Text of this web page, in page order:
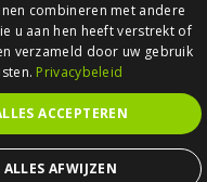
combineren met andere
u aan hen heeft verstrekt of
verzameld door uw gebruik
Privacybeleid
ACCEPTEREN
ALLES AFWIJZEN